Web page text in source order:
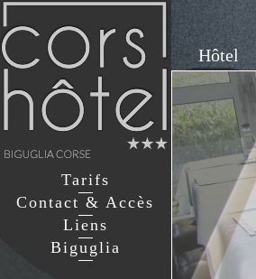
Tarifs
Contact & Accès
Liens
Biguglia
Hôtel